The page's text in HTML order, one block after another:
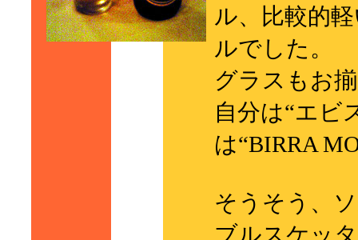
ル、比較的
ルでした。
グラスもお
自分は“エビ
は“BIRRA
そうそう、
ブルスケッ